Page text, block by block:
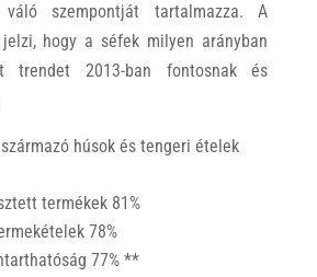
szempontját tartalmazza. A
hogy a séfek milyen arányban
trendet 2013-ban fontosnak és
húsok és tengeri ételek
termékek 81%
78%
77% **